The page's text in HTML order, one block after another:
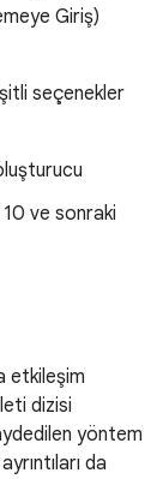
Giriş)
seçenekler
ve sonraki
etkileşim
dizisi
yöntem
da